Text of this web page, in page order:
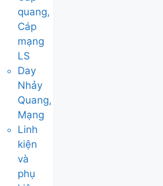
quang,
Cáp
mạng
LS
Day
Nhảy
Quang,
Mạng
Linh
kiện
và
phụ